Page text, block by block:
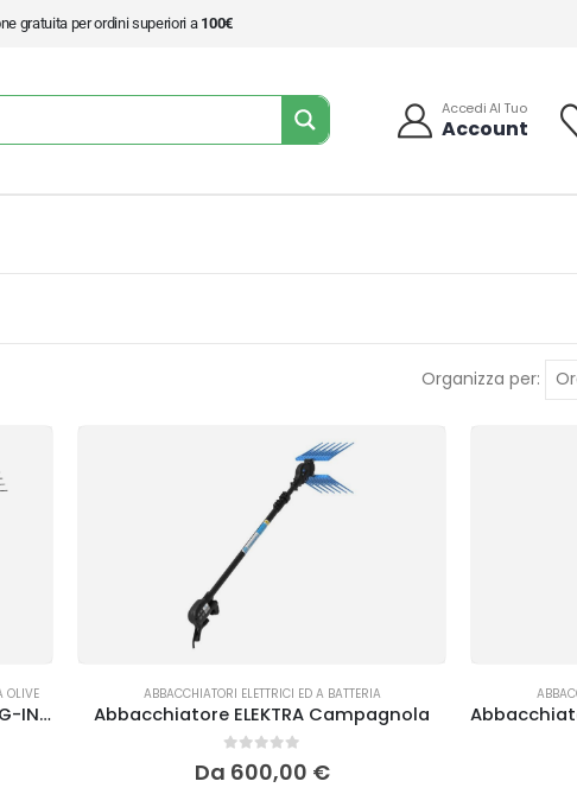
gratuita per ordini superiori a 100€
Accedi Al Tuo
Account
Organizza per:
OLIVE
Abbacchiatore ALICE STAR ECO PLUG-IN Campagnola
ABBACCHIATORI ELETTRICI ED A BATTERIA
Abbacchiatore ELEKTRA Campagnola
Su 5
Da 600,00 €